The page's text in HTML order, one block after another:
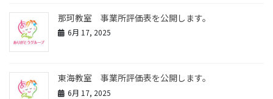
那珂教室 事業所評価表を公開します。
6月 17, 2025
東海教室 事業所評価表を公開します。
6月 17, 2025